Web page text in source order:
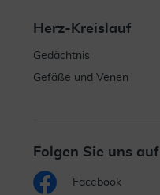
Herz-Kreislauf
Gedächtnis
Gefäße und Venen
Folgen Sie uns auf
Facebook